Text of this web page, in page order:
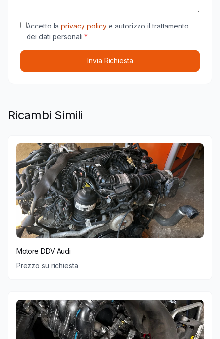
Accetto la privacy policy e autorizzo il trattamento
dei dati personali *
Invia Richiesta
Ricambi Simili
Motore DDV Audi
Prezzo su richiesta